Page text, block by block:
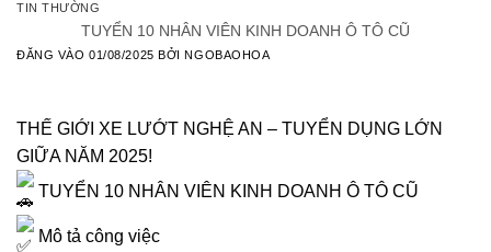
TIN THƯỜNG
TUYỂN 10 NHÂN VIÊN KINH DOANH Ô TÔ CŨ
ĐĂNG VÀO01/08/2025 BỞINGOBAOHOA
THẾ GIỚI XE LƯỚT NGHỆ AN – TUYỂN DỤNG LỚN
GIỮA NĂM 2025!
TUYỂN 10 NHÂN VIÊN KINH DOANH Ô TÔ CŨ
Mô tả công việc